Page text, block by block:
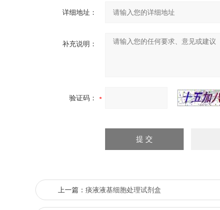
详细地址：
补充说明：
验证码：
上一篇： 痰液液基细胞处理试剂盒